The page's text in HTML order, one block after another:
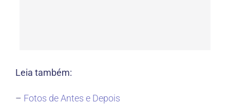
Leia também:
– Fotos de Antes e Depois